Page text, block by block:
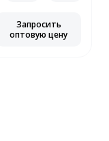
Запросить
оптовую цену